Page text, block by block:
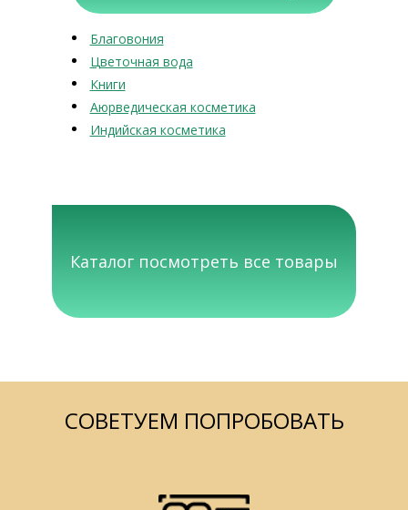
Благовония
Цветочная вода
Книги
Аюрведическая косметика
Индийская косметика
Каталог посмотреть все товары
СОВЕТУЕМ ПОПРОБОВАТЬ